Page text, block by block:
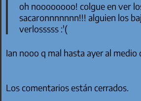
oh noooooooo! colgue en ver
sacaronnnnnnn!!! alguien los
verlosssss :'(
Ian nooo q mal hasta ayer al medio
Los comentarios están cerrados.